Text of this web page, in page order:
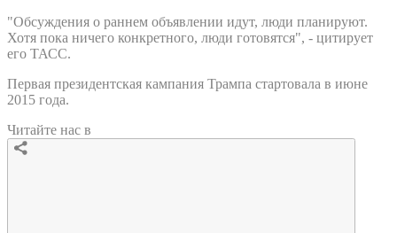
"Обсуждения о раннем объявлении идут, люди планируют.
Хотя пока ничего конкретного, люди готовятся", - цитирует
его ТАСС.
Первая президентская кампания Трампа стартовала в июне
2015 года.
Читайте нас в